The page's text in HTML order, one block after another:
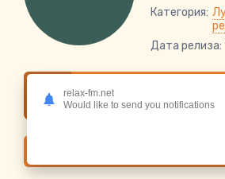
Категория:
Дата релиза:
Слушать онлайн MirON42,
Харизма
relax-fm.net
Would like to send you notifications